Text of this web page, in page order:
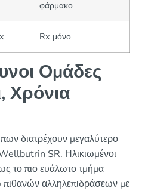
φάρμακο
Rx μόνο
Ομάδες
Χρόνια
διατρέχουν μεγαλύτερο
SR. Ηλικιωμένοι
το πιο ευάλωτο τμήμα
αλληλεπιδράσεων με